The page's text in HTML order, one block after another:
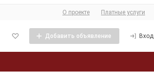
О сайте
О проекте Платные услуги
Добавить объявление Вход